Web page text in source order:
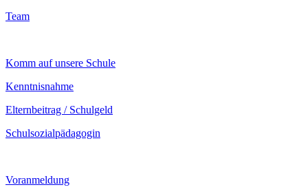
Team
Komm auf unsere Schule
Kenntnisnahme
Elternbeitrag / Schulgeld
Schulsozialpädagogin
Voranmeldung